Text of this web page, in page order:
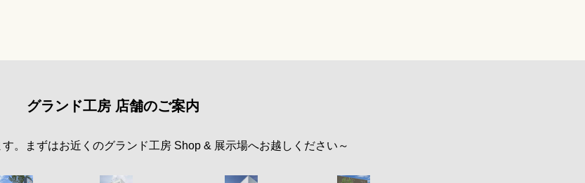
グランド工房 店舗のご案内
。まずはお近くのグランド工房 Shop & 展示場へお越しください～